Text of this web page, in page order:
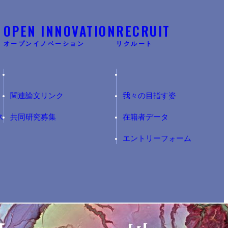
OPEN INNOVATION
オープンイノベーション
関連論文リンク
共同研究募集
RECRUIT
リクルート
我々の目指す姿
在籍者データ
エントリーフォーム